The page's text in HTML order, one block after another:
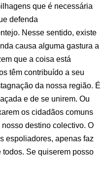
que é necessária
defenda
Nesse sentido, existe
causa alguma gastura a
que a coisa está
têm contribuído a seu
da nossa região. É
e de se unirem. Ou
os cidadãos comuns
destino colectivo. O
espoliadores, apenas faz
Se quiserem posso